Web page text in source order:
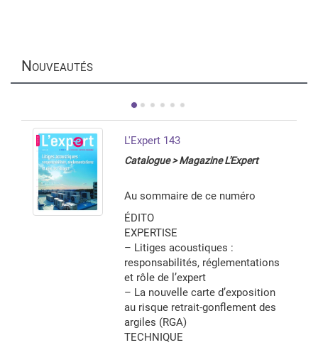
NOUVEAUTÉS
L'Expert 143
Catalogue > Magazine L'Expert
Au sommaire de ce numéro
ÉDITO
EXPERTISE
– Litiges acoustiques :
responsabilités, réglementations
et rôle de l’expert
– La nouvelle carte d’exposition
au risque retrait-gonflement des
argiles (RGA)
TECHNIQUE